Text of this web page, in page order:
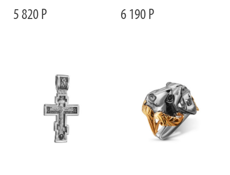
5 820 Р 6 190 Р